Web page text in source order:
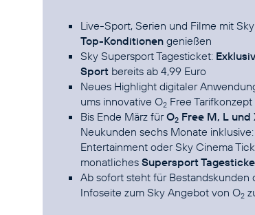
Live-Sport, Serien und Filme mit
Top-Konditionen genießen
Sky Supersport Tagesticket:
Sport bereits ab 4,99 Euro
Neues Highlight digitaler
ums innovative O2 Free Tarifkonzept
Bis Ende März fürO2 Free M, L und
Neukunden sechs Monate
Entertainment oder Sky Cinema
monatliches Supersport
Ab sofort steht für Bestandskunden
Infoseite zum Sky Angebot von O2